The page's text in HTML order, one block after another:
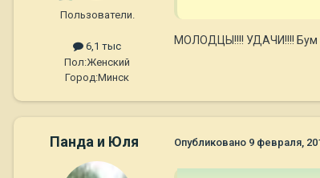
Пользователи.
6,1 тыс
Пол:Женский
Город:Минск
МОЛОДЦЫ!!!! УДАЧИ!!!! Бум
Панда и Юля Опубликовано 9 февраля,